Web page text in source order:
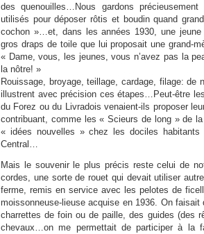
des quenouilles…Nous gardons
utilisés pour déposer rôtis et boudin quand
cochon »…et, dans les années 1930, une
gros draps de toile que lui proposait une grand-
« Dame, vous, les jeunes, vous n’avez pas la
la nôtre! »
Rouissage, broyage, teillage, cardage, filage: de
illustrent avec précision ces étapes…Peut-être
du Forez ou du Livradois venaient-ils proposer
contribuant, comme les « Scieurs de long » de
« idées nouvelles » chez les dociles
Central…
Mais le souvenir le plus précis reste celui de
cordes, une sorte de rouet qui devait utiliser
ferme, remis en service avec les pelotes de
moissonneuse-lieuse acquise en 1936. On
charrettes de foin ou de paille, des guides (des
chevaux…on me permettait de participer à la